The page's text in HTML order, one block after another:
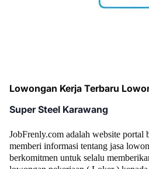
Lowongan Kerja Terbaru
Super Steel Karawang
JobFrenly.com adalah website portal
memberi informasi tentang jasa
berkomitmen untuk selalu